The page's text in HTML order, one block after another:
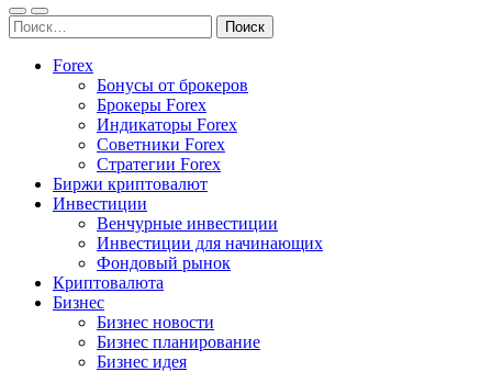
Найти:
Forex
Бонусы от брокеров
Брокеры Forex
Индикаторы Forex
Советники Forex
Стратегии Forex
Биржи криптовалют
Инвестиции
Венчурные инвестиции
Инвестиции для начинающих
Фондовый рынок
Криптовалюта
Бизнес
Бизнес новости
Бизнес планирование
Бизнес идея